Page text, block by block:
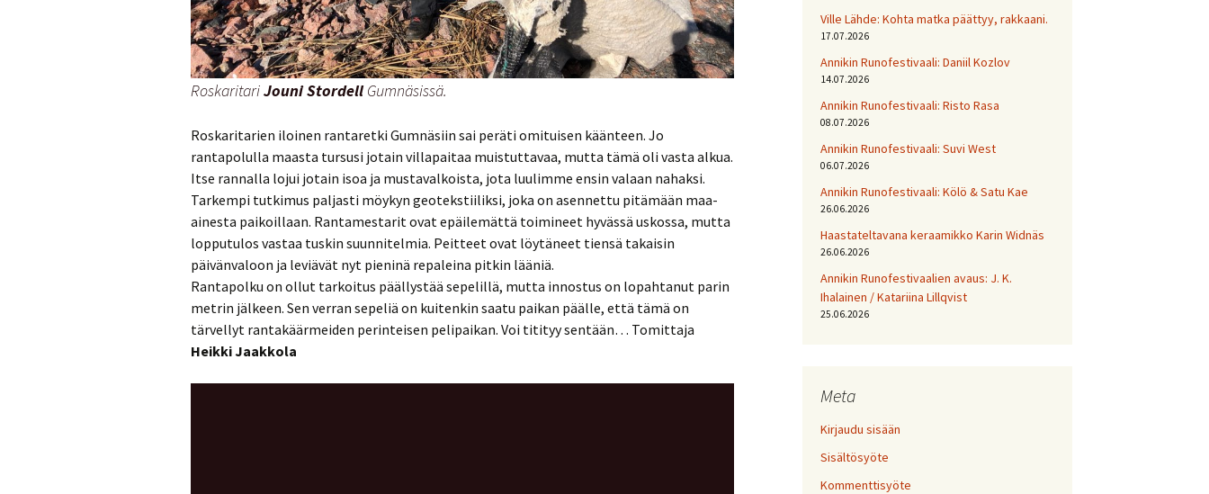
RoskaritariJouni StordellGumnäsissä.
Roskaritarien iloinen rantaretki Gumnäsiin sai peräti omituisen käänteen. Jo
rantapolulla maasta tursusi jotain villapaitaa muistuttavaa, mutta tämä oli vasta alkua.
Itse rannalla lojui jotain isoa ja mustavalkoista, jota luulimme ensin valaan nahaksi.
Tarkempi tutkimus paljasti möykyn geotekstiiliksi, joka on asennettu pitämään maa-
ainesta paikoillaan. Rantamestarit ovat epäilemättä toimineet hyvässä uskossa, mutta
lopputulos vastaa tuskin suunnitelmia. Peitteet ovat löytäneet tiensä takaisin
päivänvaloon ja leviävät nyt pieninä repaleina pitkin lääniä.
Rantapolku on ollut tarkoitus päällystää sepelillä, mutta innostus on lopahtanut parin
metrin jälkeen. Sen verran sepeliä on kuitenkin saatu paikan päälle, että tämä on
tärvellyt rantakäärmeiden perinteisen pelipaikan. Voi titityy sentään… Tomittaja
HeikkiJaakkola
Ville Lähde: Kohta matka päättyy, rakkaani.
17.07.2026
Annikin Runofestivaali: Daniil Kozlov
14.07.2026
Annikin Runofestivaali: Risto Rasa
08.07.2026
Annikin Runofestivaali: Suvi West
06.07.2026
Annikin Runofestivaali: Kölö & Satu Kae
26.06.2026
Haastateltavana keraamikko Karin Widnäs
26.06.2026
Annikin Runofestivaalien avaus: J. K.
Ihalainen / Katariina Lillqvist
25.06.2026
Meta
Kirjaudu sisään
Sisältösyöte
Kommenttisyöte